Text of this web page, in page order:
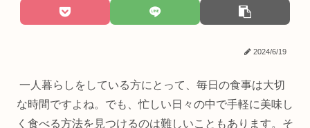
2024/6/19
一人暮らしをしている方にとって、毎日の食事は大切
な時間ですよね。でも、忙しい日々の中で手軽に美味し
く食べる方法を見つけるのは難しいこともあります。そ